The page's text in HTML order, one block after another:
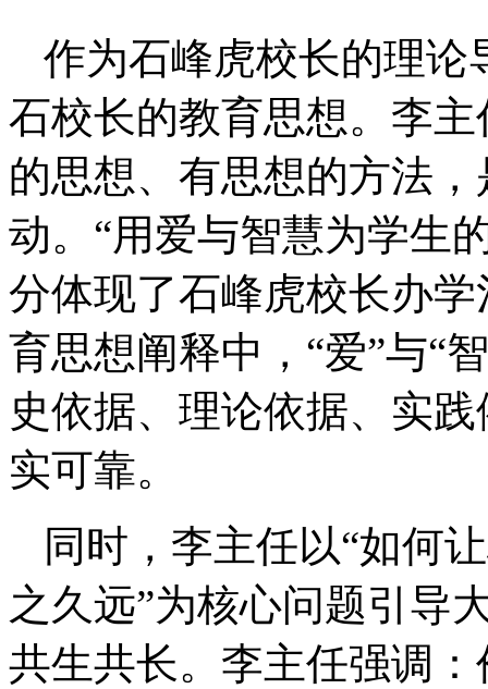
作为石峰虎校长的理论
石校长的教育思想。李
的思想、有思想的方法
动。“用爱与智慧为学生
分体现了石峰虎校长办
育思想阐释中，“爱”与“
史依据、理论依据、实
实可靠。
同时，李主任以“如何
之久远”为核心问题引导
共生共长。李主任强调